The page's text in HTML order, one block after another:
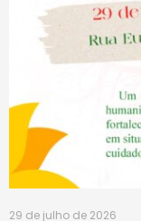
29 de julho de 2026